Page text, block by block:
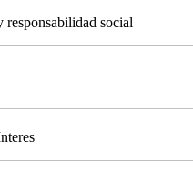
responsabilidad social